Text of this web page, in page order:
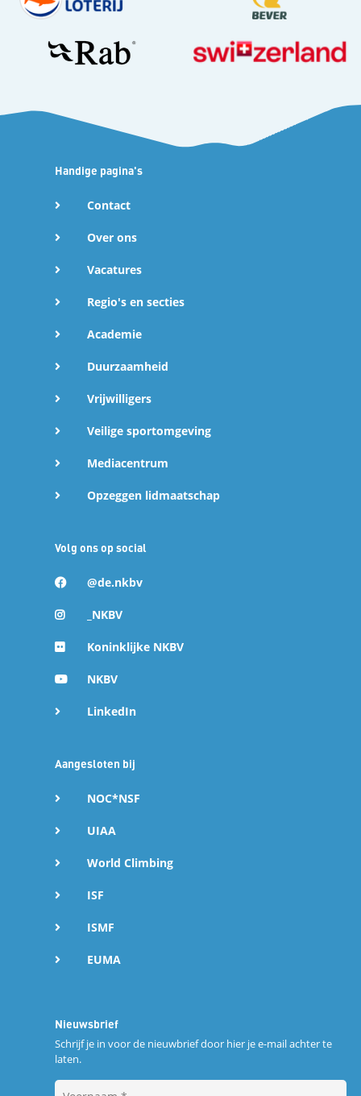
Handige pagina's
Contact
Over ons
Vacatures
Regio's en secties
Academie
Duurzaamheid
Vrijwilligers
Veilige sportomgeving
Mediacentrum
Opzeggen lidmaatschap
Volg ons op social
@de.nkbv
_NKBV
Koninklijke NKBV
NKBV
LinkedIn
Aangesloten bij
NOC*NSF
UIAA
World Climbing
ISF
ISMF
EUMA
Nieuwsbrief
Schrijf je in voor de nieuwbrief door hier je e-mail achter te
laten.